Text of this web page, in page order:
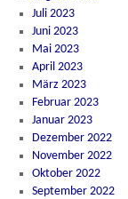
Juli 2023
Juni 2023
Mai 2023
April 2023
März 2023
Februar 2023
Januar 2023
Dezember 2022
November 2022
Oktober 2022
September 2022